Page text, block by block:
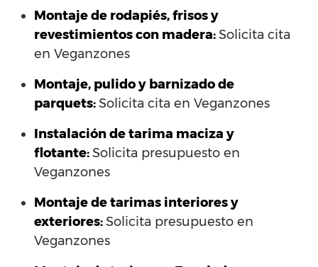
Montaje de rodapiés, frisos y
revestimientos con madera:Solicita cita
en Veganzones
Montaje, pulido y barnizado de
parquets:Solicita cita en Veganzones
Instalación de tarima maciza y
flotante:Solicita presupuesto en
Veganzones
Montaje de tarimas interiores y
exteriores:Solicita presupuesto en
Veganzones